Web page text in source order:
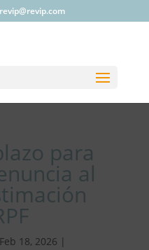
revip@revip.com
para
al
Feb 18, 2026 |